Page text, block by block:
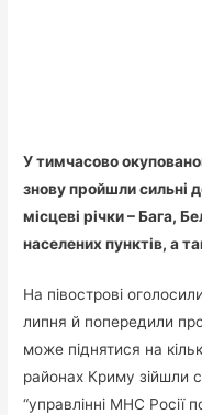
У тимчасово
знову пройшли сильні
місцеві річки – Бага,
населених пунктів, а
На півострові
липня й попередили
може піднятися на
районах Криму зійшли
“управлінні МНС Росії